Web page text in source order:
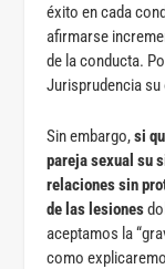
éxito en cada
afirmarse
de la conducta.
Jurisprudencia
Sin embargo,si
pareja sexual su
relaciones sin
de las lesiones
aceptamos la
como